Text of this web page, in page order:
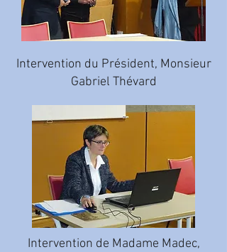
Intervention du Président, Monsieur
Gabriel Thévard
Intervention de Madame Madec,